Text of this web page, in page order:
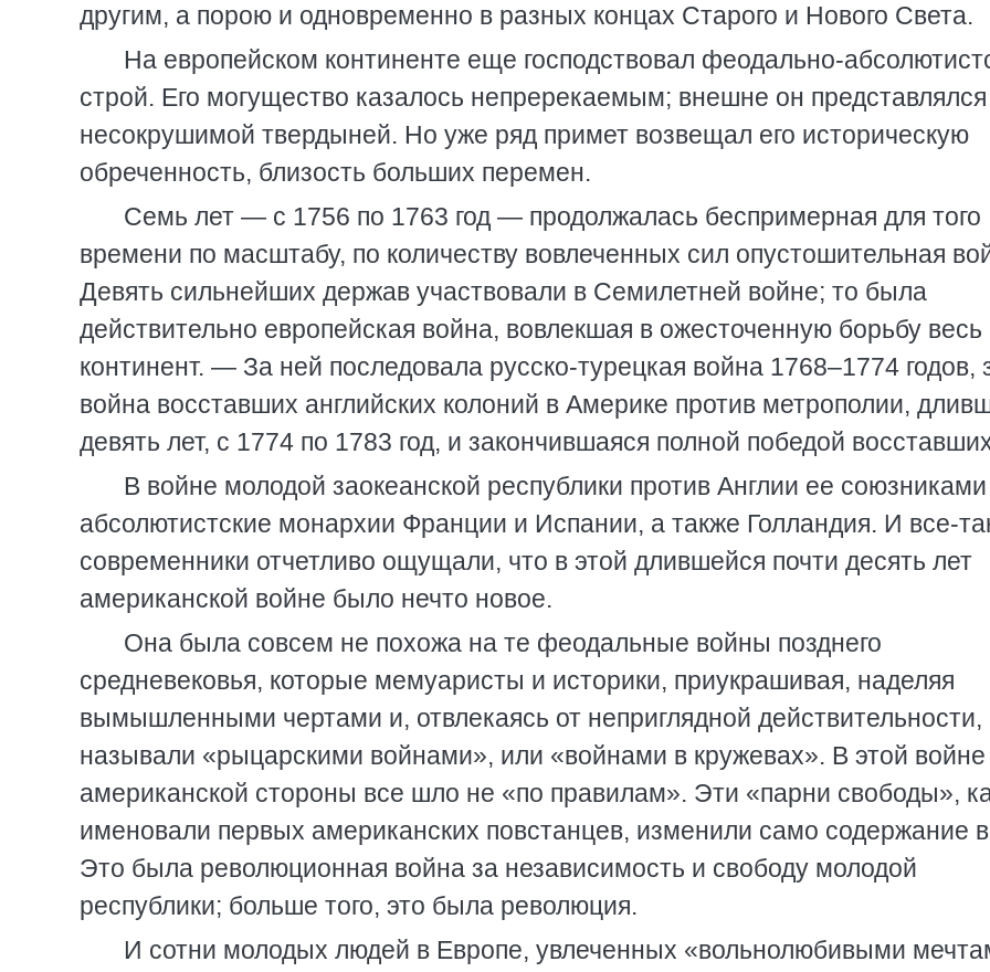
другим, а порою и одновременно в разных концах Старого и Нового Света.
На европейском континенте еще господствовал феодально-
строй. Его могущество казалось непререкаемым; внешне он представлялся
несокрушимой твердыней. Но уже ряд примет возвещал его историческую
обреченность, близость больших перемен.
Семь лет — с 1756 по 1763 год — продолжалась беспримерная для того
времени по масштабу, по количеству вовлеченных сил опустошительная
Девять сильнейших держав участвовали в Семилетней войне; то была
действительно европейская война, вовлекшая в ожесточенную борьбу весь
континент. — За ней последовала русско-турецкая война 1768–1774 годов,
война восставших английских колоний в Америке против метрополии,
девять лет, с 1774 по 1783 год, и закончившаяся полной победой
В войне молодой заокеанской республики против Англии ее
абсолютистские монархии Франции и Испании, а также Голландия. И все-
современники отчетливо ощущали, что в этой длившейся почти десять лет
американской войне было нечто новое.
Она была совсем не похожа на те феодальные войны позднего
средневековья, которые мемуаристы и историки, приукрашивая, наделяя
вымышленными чертами и, отвлекаясь от неприглядной действительности,
называли «рыцарскими войнами», или «войнами в кружевах». В этой войне
американской стороны все шло не «по правилам». Эти «парни свободы»,
именовали первых американских повстанцев, изменили само содержание
Это была революционная война за независимость и свободу молодой
республики; больше того, это была революция.
И сотни молодых людей в Европе, увлеченных «вольнолюбивыми